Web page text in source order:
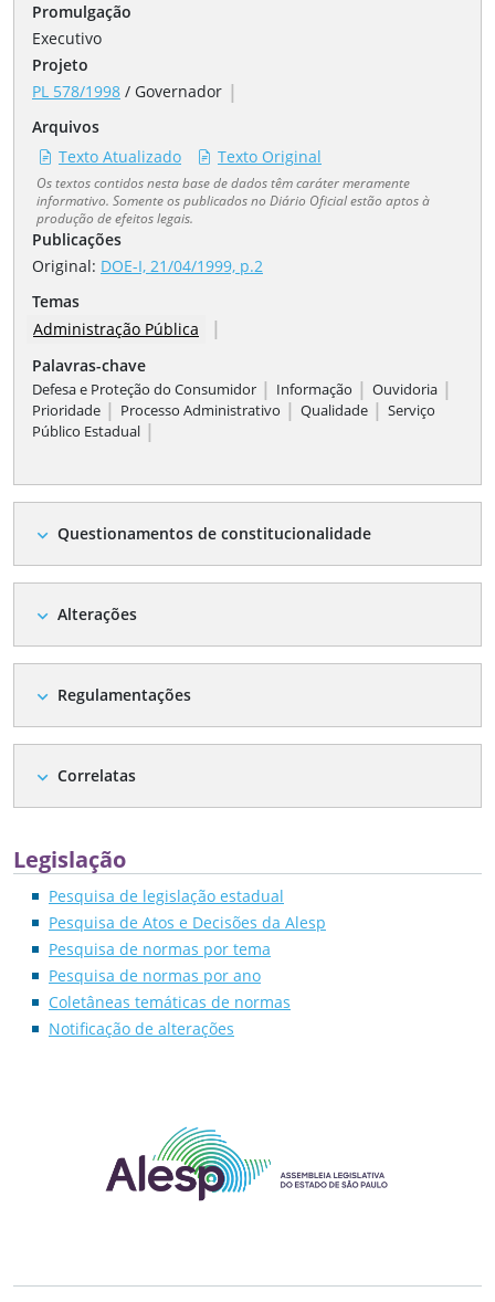
Promulgação
Executivo
Projeto
PL 578/1998 / Governador |
Arquivos
Texto Atualizado
Texto Original
Os textos contidos nesta base de dados têm caráter meramente
informativo. Somente os publicados no Diário Oficial estão aptos à
produção de efeitos legais.
Publicações
Original: DOE-I, 21/04/1999, p.2
Temas
Administração Pública
|
Palavras-chave
Defesa e Proteção do Consumidor | Informação | Ouvidoria |
Prioridade | Processo Administrativo | Qualidade | Serviço
Público Estadual |
expand_more Questionamentos de constitucionalidade
expand_more Alterações
expand_more Regulamentações
expand_more Correlatas
Legislação
Pesquisa de legislação estadual
Pesquisa de Atos e Decisões da Alesp
Pesquisa de normas por tema
Pesquisa de normas por ano
Coletâneas temáticas de normas
Notificação de alterações